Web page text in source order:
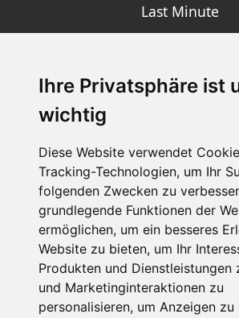
Ihre Privatsphäre ist
wichtig
Diese Website verwendet
Tracking-Technologien, um Ihr
folgenden Zwecken zu
grundlegende Funktionen der
ermöglichen, um ein besseres
Website zu bieten, um Ihr
Produkten und Dienstleistungen
und Marketinginteraktionen zu
personalisieren, um Anzeigen
Last Minute
SCHNEEHÖHEN SKI
Die Schneehoehen Ski APP für iOS
Muss für alle Wintersportler und